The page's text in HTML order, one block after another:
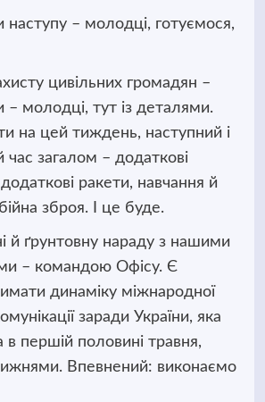
наступу – молодці, готуємося,
цивільних громадян –
– молодці, тут із деталями.
на цей тиждень, наступний і
загалом – додаткові
ракети, навчання й
зброя. І це буде.
й ґрунтовну нараду з нашими
– командою Офісу. Є
динаміку міжнародної
заради України, яка
в першій половині травня,
Впевнений: виконаємо